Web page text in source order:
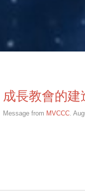
成長教會的建
Message from MVCCC .